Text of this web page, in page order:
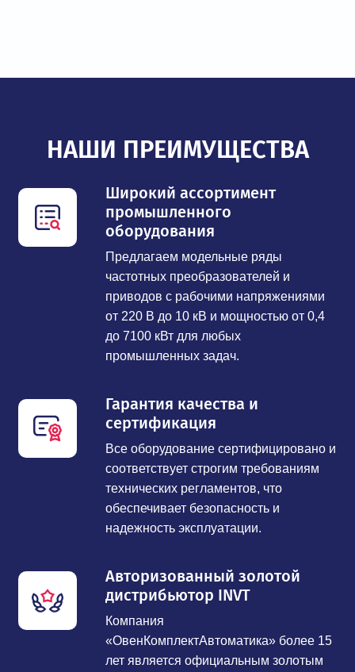
НАШИ ПРЕИМУЩЕСТВА
Широкий ассортимент
промышленного
оборудования
Предлагаем модельные ряды
частотных преобразователей и
приводов с рабочими напряжениями
от 220 В до 10 кВ и мощностью от 0,4
до 7100 кВт для любых
промышленных задач.
Гарантия качества и
сертификация
Все оборудование сертифицировано и
соответствует строгим требованиям
технических регламентов, что
обеспечивает безопасность и
надежность эксплуатации.
Авторизованный золотой
дистрибьютор INVT
Компания
«ОвенКомплектАвтоматика» более 15
лет является официальным золотым